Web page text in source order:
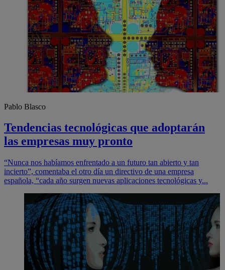
Pablo Blasco
Tendencias tecnológicas que adoptarán
las empresas muy pronto
“Nunca nos habíamos enfrentado a un futuro tan abierto y tan
incierto”, comentaba el otro día un directivo de una empresa
española, “cada año surgen nuevas aplicaciones tecnológicas y...